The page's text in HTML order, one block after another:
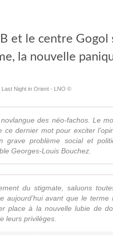
et le centre Gogol
la nouvelle
Last Night in Orient - LNO ©
des néo-fachos. Le
ce dernier mot pour exciter
grave problème social et
Georges-Louis Bouchez.
du stigmate, saluons
aujourd’hui avant que le
place à la nouvelle lubie de
leurs privilèges.